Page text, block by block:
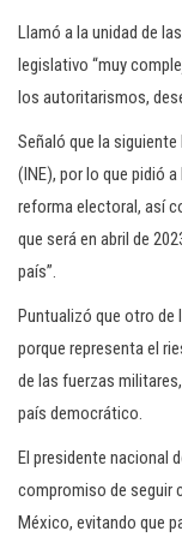
Llamó a la unidad de
legislativo “muy
los autoritarismos,
Señaló que la
(INE), por lo que pidió
reforma electoral, así
que será en abril de
país”.
Puntualizó que otro de
porque representa el
de las fuerzas
país democrático.
El presidente nacional
compromiso de seguir
México, evitando que